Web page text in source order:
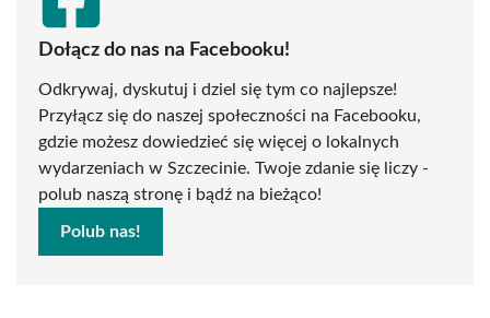
Dołącz do nas na Facebooku!
Odkrywaj, dyskutuj i dziel się tym co najlepsze!
Przyłącz się do naszej społeczności na Facebooku,
gdzie możesz dowiedzieć się więcej o lokalnych
wydarzeniach w Szczecinie. Twoje zdanie się liczy -
polub naszą stronę i bądź na bieżąco!
Polub nas!